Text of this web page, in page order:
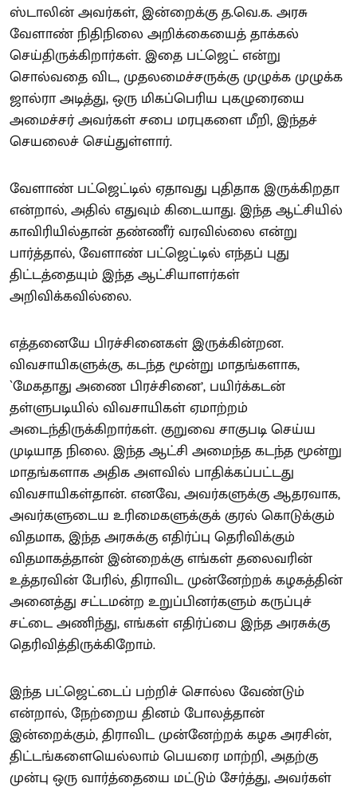
ஸ்டாலின் அவர்கள், இன்றைக்கு த.வெ.க. அரசு
வேளாண் நிதிநிலை அறிக்கையைத் தாக்கல்
செய்திருக்கிறார்கள். இதை பட்ஜெட் என்று
சொல்வதை விட, முதலமைச்சருக்கு முழுக்க முழுக்க
ஜால்ரா அடித்து, ஒரு மிகப்பெரிய புகழுரையை
அமைச்சர் அவர்கள் சபை மரபுகளை மீறி, இந்தச்
செயலைச் செய்துள்ளார்.
வேளாண் பட்ஜெட்டில் ஏதாவது புதிதாக இருக்கிறதா
என்றால், அதில் எதுவும் கிடையாது. இந்த ஆட்சியில்
காவிரியில்தான் தண்ணீர் வரவில்லை என்று
பார்த்தால், வேளாண் பட்ஜெட்டில் எந்தப் புது
திட்டத்தையும் இந்த ஆட்சியாளர்கள்
அறிவிக்கவில்லை.
எத்தனையே பிரச்சினைகள் இருக்கின்றன.
விவசாயிகளுக்கு, கடந்த மூன்று மாதங்களாக,
`மேகதாது அணை பிரச்சினை’, பயிர்க்கடன்
தள்ளுபடியில் விவசாயிகள் ஏமாற்றம்
அடைந்திருக்கிறார்கள். குறுவை சாகுபடி செய்ய
முடியாத நிலை. இந்த ஆட்சி அமைந்த கடந்த மூன்று
மாதங்களாக அதிக அளவில் பாதிக்கப்பட்டது
விவசாயிகள்தான். எனவே, அவர்களுக்கு ஆதரவாக,
அவர்களுடைய உரிமைகளுக்குக் குரல் கொடுக்கும்
விதமாக, இந்த அரசுக்கு எதிர்ப்பு தெரிவிக்கும்
விதமாகத்தான் இன்றைக்கு எங்கள் தலைவரின்
உத்தரவின் பேரில், திராவிட முன்னேற்றக் கழகத்தின்
அனைத்து சட்டமன்ற உறுப்பினர்களும் கருப்புச்
சட்டை அணிந்து, எங்கள் எதிர்ப்பை இந்த அரசுக்கு
தெரிவித்திருக்கிறோம்.
இந்த பட்ஜெட்டைப் பற்றிச் சொல்ல வேண்டும்
என்றால், நேற்றைய தினம் போலத்தான்
இன்றைக்கும், திராவிட முன்னேற்றக் கழக அரசின்,
திட்டங்களையெல்லாம் பெயரை மாற்றி, அதற்கு
முன்பு ஒரு வார்த்தையை மட்டும் சேர்த்து, அவர்கள்